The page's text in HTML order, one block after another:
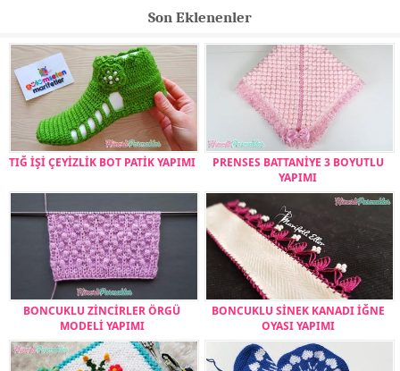
Son Eklenenler
TIĞ İŞİ ÇEYİZLİK BOT PATİK YAPIMI
PRENSES BATTANİYE 3 BOYUTLU
YAPIMI
BONCUKLU ZİNCİRLER ÖRGÜ
MODELİ YAPIMI
BONCUKLU SİNEK KANADI İĞNE
OYASI YAPIMI